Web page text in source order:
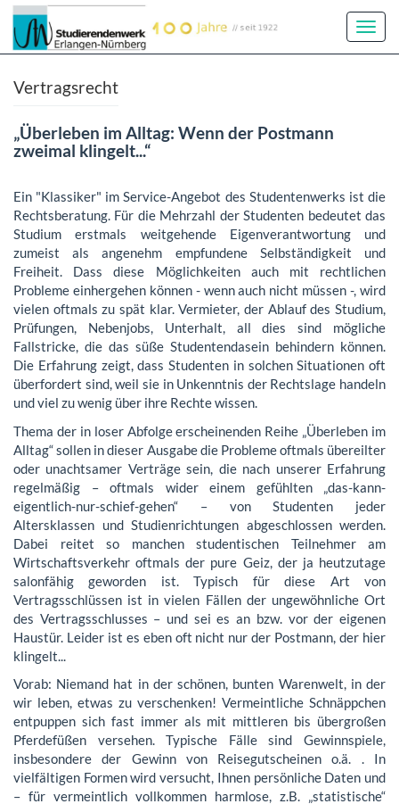
Vertragsrecht
„Überleben im Alltag: Wenn der Postmann
zweimal klingelt...“
Ein "Klassiker" im Service-Angebot des Studentenwerks ist die
Rechtsberatung. Für die Mehrzahl der Studenten bedeutet das
Studium erstmals weitgehende Eigenverantwortung und
zumeist als angenehm empfundene Selbständigkeit und
Freiheit. Dass diese Möglichkeiten auch mit rechtlichen
Probleme einhergehen können - wenn auch nicht müssen -, wird
vielen oftmals zu spät klar. Vermieter, der Ablauf des Studium,
Prüfungen, Nebenjobs, Unterhalt, all dies sind mögliche
Fallstricke, die das süße Studentendasein behindern können.
Die Erfahrung zeigt, dass Studenten in solchen Situationen oft
überfordert sind, weil sie in Unkenntnis der Rechtslage handeln
und viel zu wenig über ihre Rechte wissen.
Thema der in loser Abfolge erscheinenden Reihe „Überleben im
Alltag“ sollen in dieser Ausgabe die Probleme oftmals übereilter
oder unachtsamer Verträge sein, die nach unserer Erfahrung
regelmäßig – oftmals wider einem gefühlten „das-kann-
eigentlich-nur-schief-gehen“ – von Studenten jeder
Altersklassen und Studienrichtungen abgeschlossen werden.
Dabei reitet so manchen studentischen Teilnehmer am
Wirtschaftsverkehr oftmals der pure Geiz, der ja heutzutage
salonfähig geworden ist. Typisch für diese Art von
Vertragsschlüssen ist in vielen Fällen der ungewöhnliche Ort
des Vertragsschlusses – und sei es an bzw. vor der eigenen
Haustür. Leider ist es eben oft nicht nur der Postmann, der hier
klingelt...
Vorab: Niemand hat in der schönen, bunten Warenwelt, in der
wir leben, etwas zu verschenken! Vermeintliche Schnäppchen
entpuppen sich fast immer als mit mittleren bis übergroßen
Pferdefüßen versehen. Typische Fälle sind Gewinnspiele,
insbesondere der Gewinn von Reisegutscheinen o.ä. . In
vielfältigen Formen wird versucht, Ihnen persönliche Daten und
– für vermeintlich vollkommen harmlose, z.B. „statistische“